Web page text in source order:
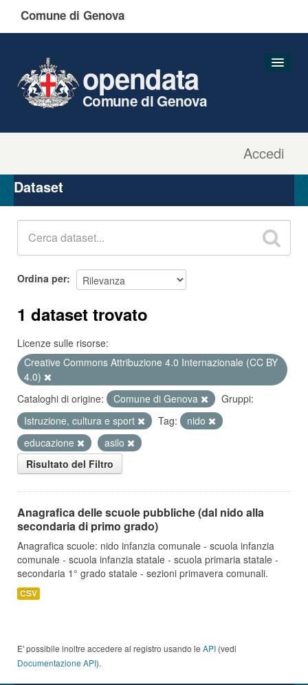
Comune di Genova
Accedi
opendata
Comune di Genova
Organizzazioni
Gruppi
Dataset
Ordina per
1 dataset trovato
Licenze sulle risorse:
Creative Commons Attribuzione 4.0 Internazionale (CC BY
4.0)
Cataloghi di origine:
Comune di Genova
Gruppi:
Istruzione, cultura e sport
Tag:
nido
educazione
asilo
Risultato del Filtro
Anagrafica delle scuole pubbliche (dal nido alla
secondaria di primo grado)
Anagrafica scuole: nido infanzia comunale - scuola infanzia
comunale - scuola infanzia statale - scuola primaria statale -
secondaria 1° grado statale - sezioni primavera comunali.
CSV
E' possibile inoltre accedere al registro usando le API (vedi
Documentazione API).